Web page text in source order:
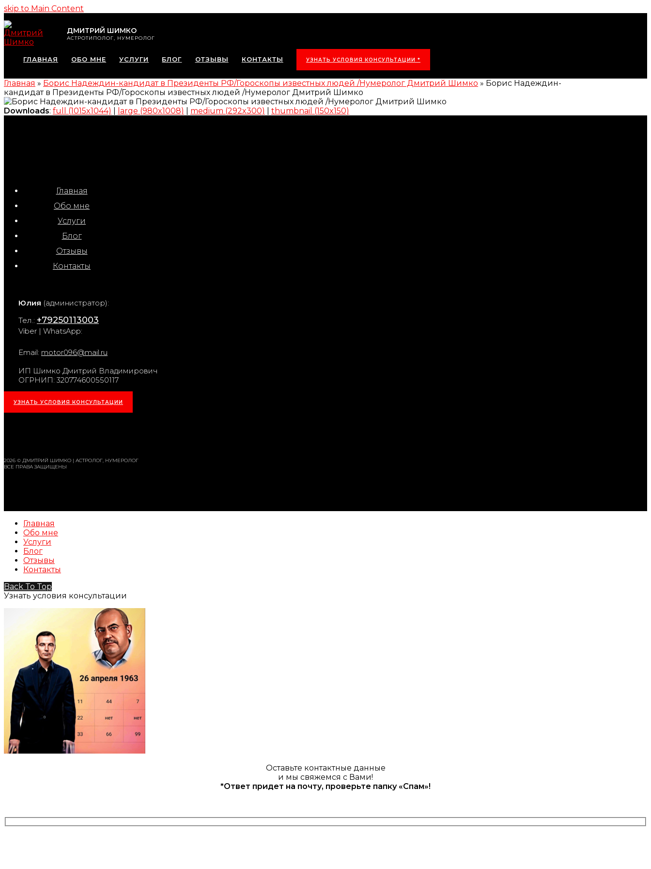
skip to Main Content
ДМИТРИЙ ШИМКО
АСТРОТИПОЛОГ, НУМЕРОЛОГ
ГЛАВНАЯ ОБО МНЕ УСЛУГИ БЛОГ ОТЗЫВЫ КОНТАКТЫ УЗНАТЬ УСЛОВИЯ КОНСУЛЬТАЦИИ *
Главная » Борис Надеждин-кандидат в Президенты РФ/Гороскопы известных людей /Нумеролог Дмитрий Шимко » Борис Надеждин-
кандидат в Президенты РФ/Гороскопы известных людей /Нумеролог Дмитрий Шимко
Downloads: full (1015x1044) large (980x1008) medium (292x300) thumbnail (150x150)
Главная
Обо мне
Услуги
Блог
Отзывы
Контакты
Юлия (администратор):
Тел.: +79250113003
Viber | WhatsApp:
Email: motor096@mail.ru
ИП Шимко Дмитрий Владимирович
ОГРНИП: 320774600550117
УЗНАТЬ УСЛОВИЯ КОНСУЛЬТАЦИИ
2026 © ДМИТРИЙ ШИМКО | АСТРОЛОГ, НУМЕРОЛОГ
ВСЕ ПРАВА ЗАЩИЩЕНЫ
Главная
Обо мне
Услуги
Блог
Отзывы
Контакты
Back To Top
Узнать условия консультации
Оставьте контактные данные
и мы свяжемся с Вами!
*Ответ придет на почту, проверьте папку «Спам»!